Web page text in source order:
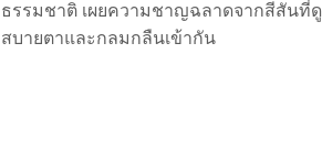
ธรรมชาติ เผยความชาญฉลาดจากสีสันที่ดู
สบายตาและกลมกลืนเข้ากัน